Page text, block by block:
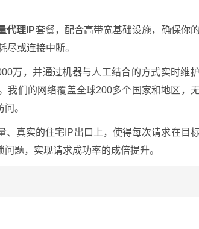
代理IP套餐，配合高带宽基础设施，确保你的
尽或连接中断。
万，并通过机器与人工结合的方式实时维
我们的网络覆盖全球200多个国家和地区，
。
、真实的住宅IP出口上，使得每次请求在目
题，实现请求成功率的成倍提升。